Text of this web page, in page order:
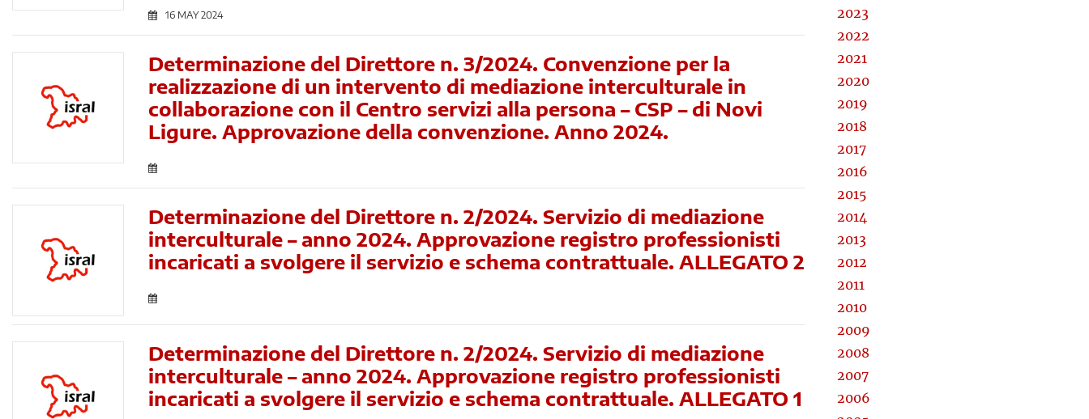
16 MAY 2024
Determinazione del Direttore n. 3/2024. Convenzione per la
realizzazione di un intervento di mediazione interculturale in
collaborazione con il Centro servizi alla persona – CSP – di Novi
Ligure. Approvazione della convenzione. Anno 2024.
Determinazione del Direttore n. 2/2024. Servizio di mediazione
interculturale – anno 2024. Approvazione registro professionisti
incaricati a svolgere il servizio e schema contrattuale. ALLEGATO 2
Determinazione del Direttore n. 2/2024. Servizio di mediazione
interculturale – anno 2024. Approvazione registro professionisti
incaricati a svolgere il servizio e schema contrattuale. ALLEGATO 1
2023
2022
2021
2020
2019
2018
2017
2016
2015
2014
2013
2012
2011
2010
2009
2008
2007
2006